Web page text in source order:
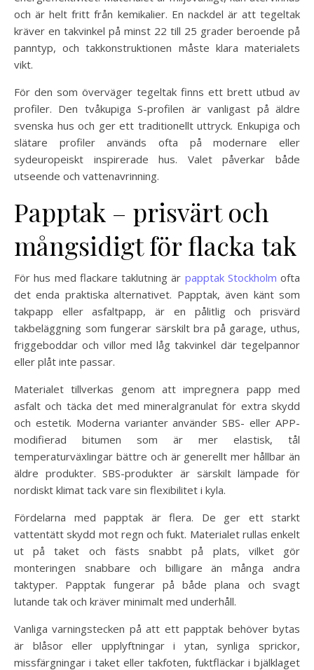
och är helt fritt från kemikalier. En nackdel är att tegeltak
kräver en takvinkel på minst 22 till 25 grader beroende på
panntyp, och takkonstruktionen måste klara materialets
vikt.
För den som överväger tegeltak finns ett brett utbud av
profiler. Den tvåkupiga S-profilen är vanligast på äldre
svenska hus och ger ett traditionellt uttryck. Enkupiga och
slätare profiler används ofta på modernare eller
sydeuropeiskt inspirerade hus. Valet påverkar både
utseende och vattenavrinning.
Papptak – prisvärt och
mångsidigt för flacka tak
För hus med flackare taklutning är papptak Stockholm ofta
det enda praktiska alternativet. Papptak, även känt som
takpapp eller asfaltpapp, är en pålitlig och prisvärd
takbeläggning som fungerar särskilt bra på garage, uthus,
friggeboddar och villor med låg takvinkel där tegelpannor
eller plåt inte passar.
Materialet tillverkas genom att impregnera papp med
asfalt och täcka det med mineralgranulat för extra skydd
och estetik. Moderna varianter använder SBS- eller APP-
modifierad bitumen som är mer elastisk, tål
temperaturväxlingar bättre och är generellt mer hållbar än
äldre produkter. SBS-produkter är särskilt lämpade för
nordiskt klimat tack vare sin flexibilitet i kyla.
Fördelarna med papptak är flera. De ger ett starkt
vattentätt skydd mot regn och fukt. Materialet rullas enkelt
ut på taket och fästs snabbt på plats, vilket gör
monteringen snabbare och billigare än många andra
taktyper. Papptak fungerar på både plana och svagt
lutande tak och kräver minimalt med underhåll.
Vanliga varningstecken på att ett papptak behöver bytas
är blåsor eller upplyftningar i ytan, synliga sprickor,
missfärgningar i taket eller takfoten, fuktfläckar i bjälklaget